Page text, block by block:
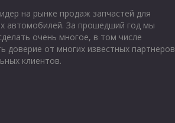
на рынке продаж запчастей для
автомобилей. За прошедший год мы
очень многое, в том числе
доверие от многих известных партнеров
клиентов.